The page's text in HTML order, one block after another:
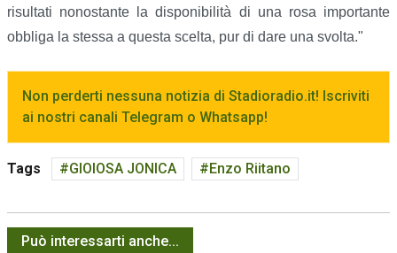
risultati nonostante la disponibilità di una rosa importante
obbliga la stessa a questa scelta, pur di dare una svolta."
Non perderti nessuna notizia di Stadioradio.it! Iscriviti
ai nostri canali Telegram o Whatsapp!
Tags GIOIOSA JONICA Enzo Riitano
Può interessarti anche...